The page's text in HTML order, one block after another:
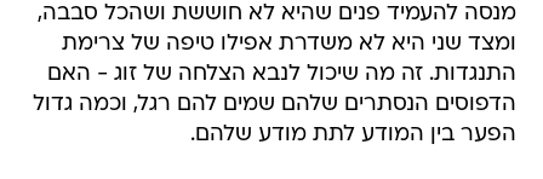
מנסה להעמיד פנים שהיא לא חוששת ושהכל סבבה,
ומצד שני היא לא משדרת אפילו טיפה של צרימת
התנגדות. זה מה שיכול לנבא הצלחה של זוג - האם
הדפוסים הנסתרים שלהם שמים להם רגל, וכמה גדול
הפער בין המודע לתת מודע שלהם.